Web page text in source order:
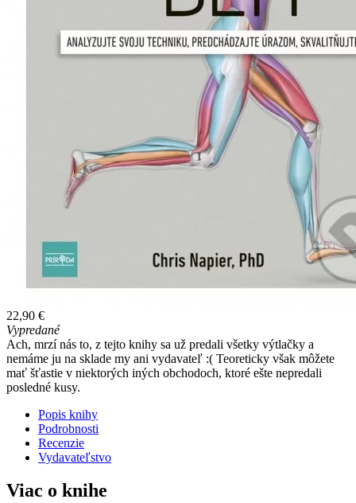
22,90 €
Vypredané
Ach, mrzí nás to, z tejto knihy sa už predali všetky výtlačky a
nemáme ju na sklade my ani vydavateľ :( Teoreticky však môžete
mať šťastie v niektorých iných obchodoch, ktoré ešte nepredali
posledné kusy.
Popis knihy
Podrobnosti
Recenzie
Vydavateľstvo
Viac o knihe